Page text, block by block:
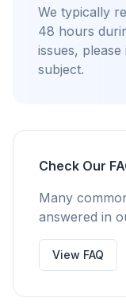
We typically
48 hours
issues,
subject.
Check Our
Many
answered in
View FAQ
Upp till
Smart
Chrome,